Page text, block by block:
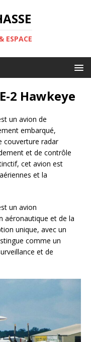
ESPACE
2 Hawkeye
un avion de
embarqué,
couverture radar
et de contrôle
cet avion est
et la
un avion
aéronautique et de la
unique, avec un
comme un
et de